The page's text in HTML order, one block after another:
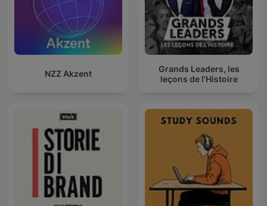
NZZ Akzent
Grands Leaders, les
leçons de l'Histoire